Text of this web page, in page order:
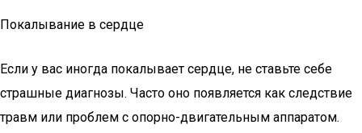
Покалывание в сердце
Если у вас иногда покалывает сердце, не ставьте себе
страшные диагнозы. Часто оно появляется как следствие
травм или проблем с опорно-двигательным аппаратом.